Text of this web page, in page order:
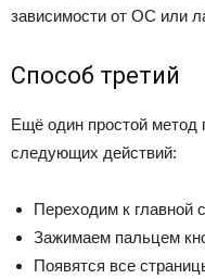
зависимости от ОС или
Способ третий
Ещё один простой метод
следующих действий:
Переходим к главной
Зажимаем пальцем
Появятся все